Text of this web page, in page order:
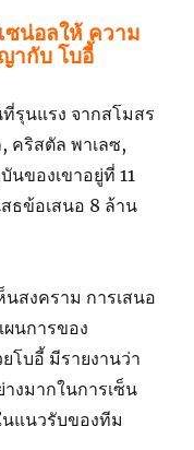
ซน่อลให้ ความ
ากับ โบอี้
รุนแรง จากสโมสร
คริสตัล พาเลซ,
นของเขาอยู่ที่ 11
ธข้อเสนอ 8 ล้าน
สงคราม การเสนอ
นการของ
โบอี้ มีรายงานว่า
งมากในการเซ็น
แนวรับของทีม